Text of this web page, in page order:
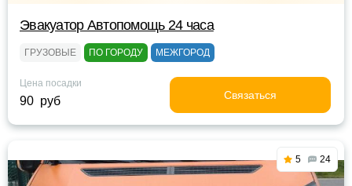
Эвакуатор Автопомощь 24 часа
ГРУЗОВЫЕ ПО ГОРОДУ МЕЖГОРОД
Цена посадки
90 руб Связаться
5 24